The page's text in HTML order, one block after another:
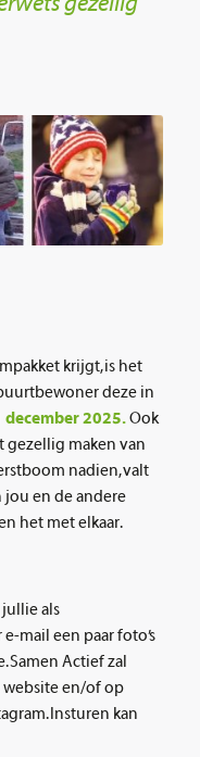
krijgt, is het
deze in
december 2025.Ook
gezellig maken van
nadien, valt
en de andere
het met elkaar.
als
mail een paar foto’s
Samen Actief zal
website en/of op
Insturen kan